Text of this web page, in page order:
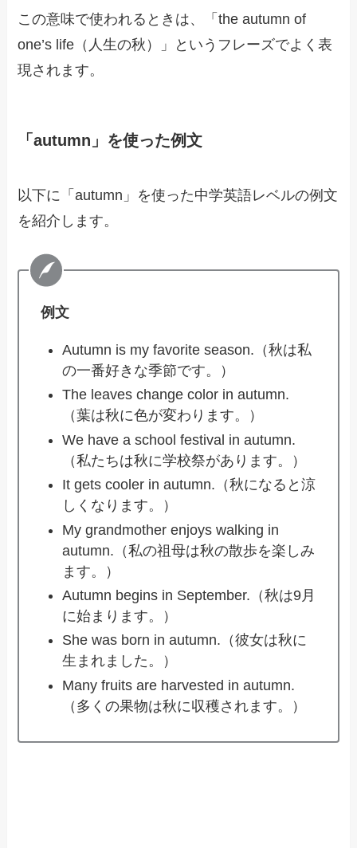
この意味で使われるときは、「the autumn of
one’s life（人生の秋）」というフレーズでよく表
現されます。
「autumn」を使った例文
以下に「autumn」を使った中学英語レベルの例文
を紹介します。
例文
Autumn is my favorite season.（秋は私
の一番好きな季節です。）
The leaves change color in autumn.
（葉は秋に色が変わります。）
We have a school festival in autumn.
（私たちは秋に学校祭があります。）
It gets cooler in autumn.（秋になると涼
しくなります。）
My grandmother enjoys walking in
autumn.（私の祖母は秋の散歩を楽しみ
ます。）
Autumn begins in September.（秋は9月
に始まります。）
She was born in autumn.（彼女は秋に
生まれました。）
Many fruits are harvested in autumn.
（多くの果物は秋に収穫されます。）